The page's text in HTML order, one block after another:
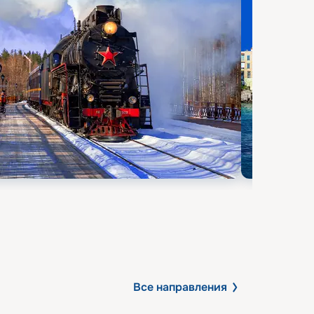
Все направления